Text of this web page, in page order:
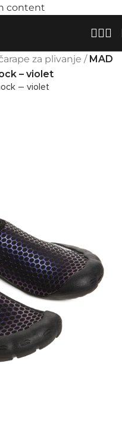
content
za plivanje / MAD
– violet
– violet